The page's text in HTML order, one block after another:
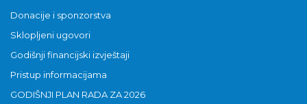
Donacije i sponzorstva
Sklopljeni ugovori
Godišnji financijski izvještaji
Pristup informacijama
GODIŠNJI PLAN RADA ZA 2026